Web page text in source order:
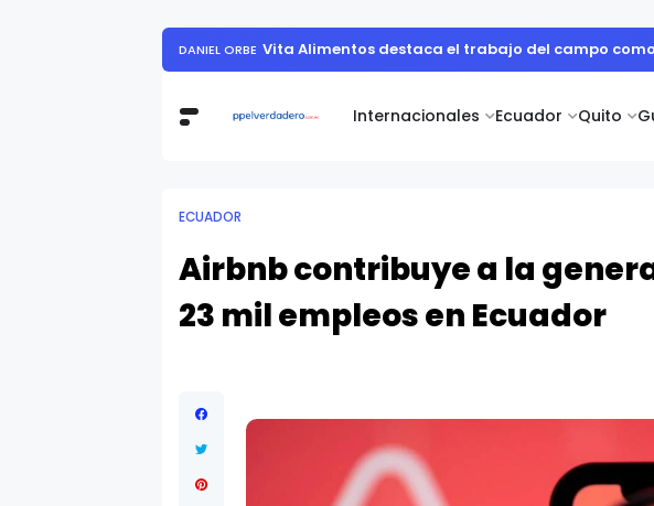
Internacionales Ecuador Quito
Muestra de arte contemporáneo reunió a cuerpo
ECUADOR
Airbnb contribuye a la
23 mil empleos en Ecuador